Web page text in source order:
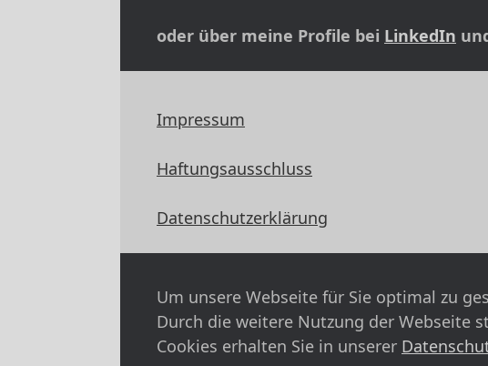
oder über meine Profile bei LinkedIn
Impressum
Haftungsausschluss
Datenschutzerklärung
Um unsere Webseite für Sie optimal zu
Durch die weitere Nutzung der Webseite
Cookies erhalten Sie in unserer